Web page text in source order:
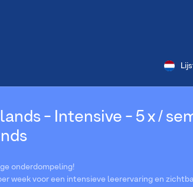
- Intensive - 5 x /
onderdompeling!
week voor een intensieve leerervaring en